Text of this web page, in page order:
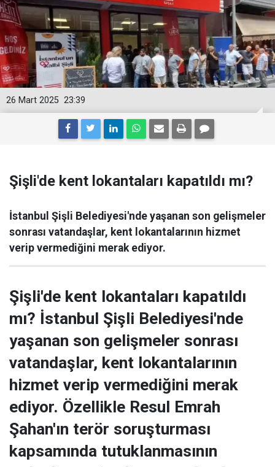
23:39
26 Mart 2025
Şişli'de kent lokantaları kapatıldı mı?
İstanbul Şişli Belediyesi'nde yaşanan son gelişmeler
sonrası vatandaşlar, kent lokantalarının hizmet
verip vermediğini merak ediyor.
Şişli'de kent lokantaları kapatıldı
mı? İstanbul Şişli Belediyesi'nde
yaşanan son gelişmeler sonrası
vatandaşlar, kent lokantalarının
hizmet verip vermediğini merak
ediyor. Özellikle Resul Emrah
Şahan'ın terör soruşturması
kapsamında tutuklanmasının